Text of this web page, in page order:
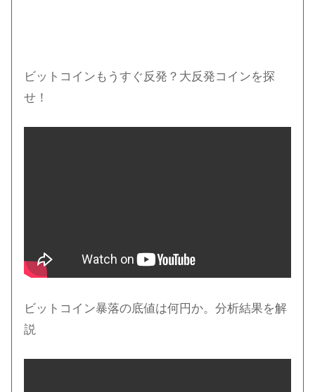
ビットコインもうすぐ反発？大反発コインを探
せ！
ビットコイン暴落の底値は何円か。分析結果を解
説